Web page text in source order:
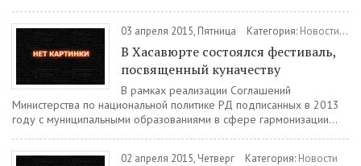
03 апреля 2015, Пятница Категория: Новости/
В Хасавюрте состоялся фестиваль,
посвященный куначеству
В рамках реализации Соглашений
Министерства по национальной политике РД подписанных в 2013
году с муниципальными образованиями в сфере гармонизации...
02 апреля 2015, Четверг Категория: Новости